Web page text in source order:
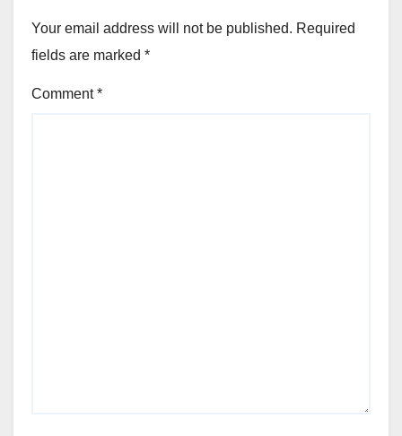
Your email address will not be published. Required
fields are marked *
Comment*